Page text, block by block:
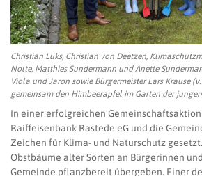
Christian Luks, Christian von Deetzen,
Nolte, Matthies Sundermann und Anette
Viola und Jaron sowie Bürgermeister Lars Krause
gemeinsam den Himbeerapfel im Garten der
In einer erfolgreichen
Raiffeisenbank Rastede eG und die
Zeichen für Klima- und Naturschutz
Obstbäume alter Sorten an Bürgerinnen
Gemeinde pflanzbereit übergeben. Einer